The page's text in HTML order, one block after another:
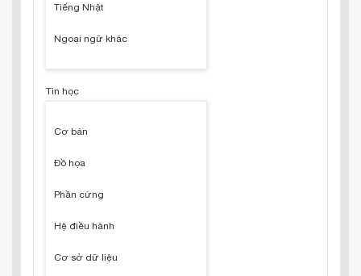
Tiếng Nhật
Ngoại ngữ khác
Tin học
Cơ bản
Đồ họa
Phần cứng
Hệ điều hành
Cơ sở dữ liệu